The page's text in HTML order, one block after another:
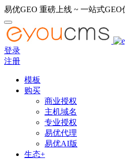
易优GEO 重磅上线 ~ 一站式
登录
注册
模板
购买
商业授权
主机域名
专业授权
易优代理
易优AI版
生态+